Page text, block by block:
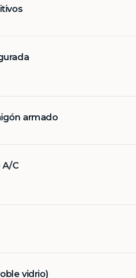
armado
A/C
vidrio)